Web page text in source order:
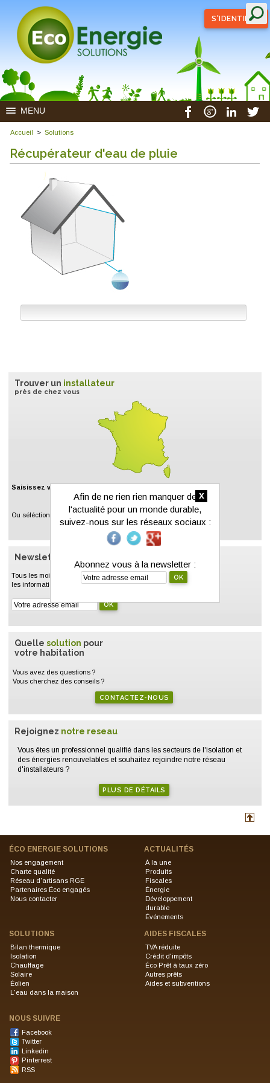
S'IDENTIFIER
MENU
Accueil > Solutions
Récupérateur d'eau de pluie
Trouver un installateur
près de chez vous
Saisissez votre code postal :
Ou séléctionnez un département :
Newsletter
Tous les mois, un résumé de l'actualité, un dossier thématique,
les informations de nos partenaires.
Quelle solution pour
votre habitation
Vous avez des questions ?
Vous cherchez des conseils ?
CONTACTEZ-NOUS
Rejoignez notre reseau
Vous êtes un professionnel qualifié dans les secteurs de l'isolation et
des énergies renouvelables et souhaitez rejoindre notre réseau
d'installateurs ?
PLUS DE DÉTAILS
ÉCO ENERGIE SOLUTIONS
Nos engagement
Charte qualité
Réseau d'artisans RGE
Partenaires Éco engagés
Nous contacter
ACTUALITÉS
À la une
Produits
Fiscales
Énergie
Développement
durable
Événements
SOLUTIONS
Bilan thermique
Isolation
Chauffage
Solaire
Éolien
L'eau dans la maison
AIDES FISCALES
TVA réduite
Crédit d'impôts
Éco Prêt à taux zéro
Autres prêts
Aides et subventions
NOUS SUIVRE
Facebook
Twitter
Linkedin
Pinterrest
RSS
x
Afin de ne rien rien manquer de
l'actualité pour un monde durable,
suivez-nous sur les réseaux sociaux :
Abonnez vous à la newsletter :